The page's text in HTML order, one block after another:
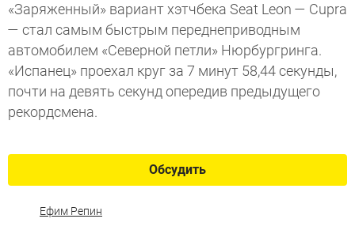
«Заряженный» вариант хэтчбека Seat Leon — Cupra
— стал самым быстрым переднеприводным
автомобилем «Северной петли» Нюрбургринга.
«Испанец» проехал круг за 7 минут 58,44 секунды,
почти на девять секунд опередив предыдущего
рекордсмена.
Обсудить
Ефим Репин